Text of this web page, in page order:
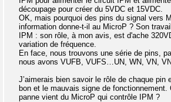
découpage pour créer du 5VDC et 15VDC.
OK, mais pourquoi des pins du signal vers
information donne-t-il au MicroP ? Son
IPM : son rôle, à mon avis, est d'ache
variation de fréquence.
En face, nous trouvons une série de pins,
nous avons VUFB, VUFS…UN, WN, VN,
J’aimerais bien savoir le rôle de chaque pin
bon et le mauvais signe de fonctionnement.
panne vient du MicroP qui contrôle IPM ?